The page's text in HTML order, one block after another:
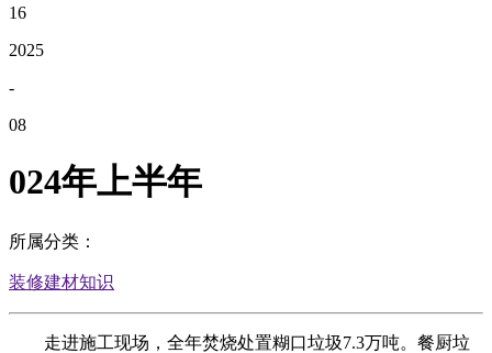
16
2025
-
08
024年上半年
所属分类：
装修建材知识
走进施工现场，全年焚烧处置糊口垃圾7.3万吨。餐厨垃